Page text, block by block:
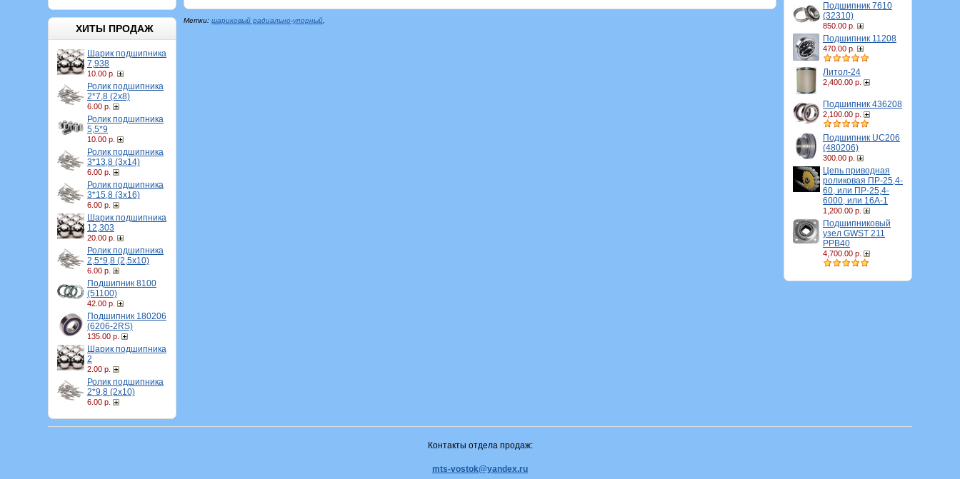
ХИТЫ ПРОДАЖ
Шарик подшипника
7,938
10.00 р.
Ролик подшипника
2*7,8 (2х8)
6.00 р.
Ролик подшипника
5,5*9
10.00 р.
Ролик подшипника
3*13,8 (3х14)
6.00 р.
Ролик подшипника
3*15,8 (3х16)
6.00 р.
Шарик подшипника
12,303
20.00 р.
Ролик подшипника
2,5*9,8 (2,5х10)
6.00 р.
Подшипник 8100
(51100)
42.00 р.
Подшипник 180206
(6206-2RS)
135.00 р.
Шарик подшипника
2
2.00 р.
Ролик подшипника
2*9,8 (2х10)
6.00 р.
Подшипник 7610
(32310)
850.00 р.
Подшипник 11208
470.00 р.
Литол-24
2,400.00 р.
Подшипник 436208
2,100.00 р.
Подшипник UC206
(480206)
300.00 р.
Цепь приводная
роликовая ПР-25,4-
60, или ПР-25,4-
6000, или 16A-1
1,200.00 р.
Подшипниковый
узел GWST 211
PPB40
4,700.00 р.
Метки: шариковый радиально-упорный
Контакты отдела продаж:
mts-vostok@yandex.ru